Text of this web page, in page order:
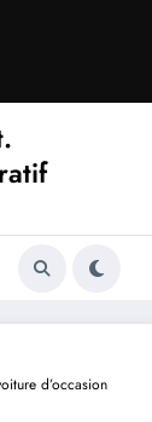
d’occasion